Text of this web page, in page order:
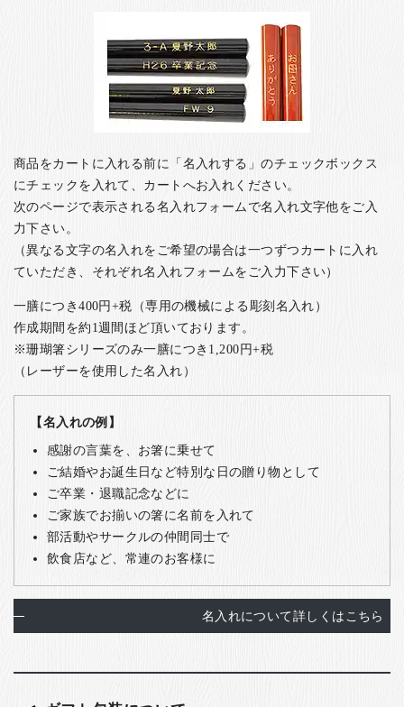
商品をカートに入れる前に「名入れする」のチェックボックス
にチェックを入れて、カートへお入れください。
次のページで表示される名入れフォームで名入れ文字他をご入
力下さい。
（異なる文字の名入れをご希望の場合は一つずつカートに入れ
ていただき、それぞれ名入れフォームをご入力下さい）
一膳につき400円+税（専用の機械による彫刻名入れ）
作成期間を約1週間ほど頂いております。
※珊瑚箸シリーズのみ一膳につき1,200円+税
（レーザーを使用した名入れ）
【名入れの例】
感謝の言葉を、お箸に乗せて
ご結婚やお誕生日など特別な日の贈り物として
ご卒業・退職記念などに
ご家族でお揃いの箸に名前を入れて
部活動やサークルの仲間同士で
飲食店など、常連のお客様に
名入れについて詳しくはこちら